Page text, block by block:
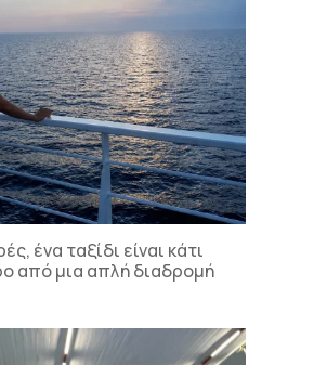
ένα ταξίδι είναι κάτι
από μια απλή διαδρομή